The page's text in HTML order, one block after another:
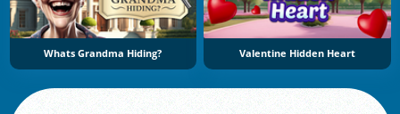
Whats Grandma Hiding? Valentine Hidden Heart